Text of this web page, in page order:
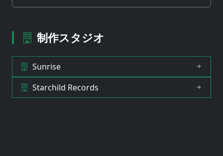
制作スタジオ
Sunrise
Starchild Records